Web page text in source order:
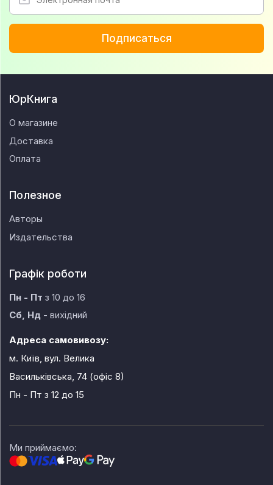
Подписаться
ЮрКнига
О магазине
Доставка
Оплата
Полезное
Авторы
Издательства
Графік роботи
Пн - Пт з 10 до 16
Сб, Нд - вихідний
Адреса самовивозу:
м. Київ, вул. Велика
Васильківська, 74 (офіс 8)
Пн - Пт з 12 до 15
Ми приймаємо: